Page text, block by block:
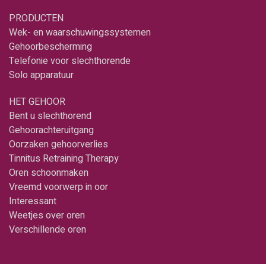
PRODUCTEN
Wek- en waarschuwingssystemen
Gehoorbescherming
Telefonie voor slechthorende
Solo apparatuur
HET GEHOOR
Bent u slechthorend
Gehoorachteruitgang
Oorzaken gehoorverlies
Tinnitus Retraining Therapy
Oren schoonmaken
Vreemd voorwerp in oor
Interessant
Weetjes over oren
Verschillende oren